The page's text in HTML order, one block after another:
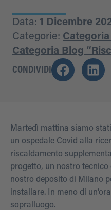
Data: 1 Dicembre
Categorie: Categoria
Categoria Blog
CONDIVIDI
Martedì mattina siamo
un ospedale Covid alla
riscaldamento
progetto, un nostro
nostro deposito di Milano
installare. In meno di
sopralluogo.